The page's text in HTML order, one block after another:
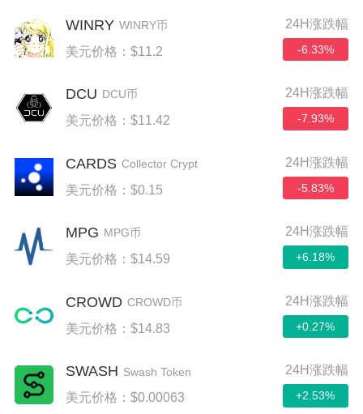
WINRY WINRY币
美元价格：$11.2
24H涨跌幅
-6.33%
DCU DCU币
美元价格：$11.42
24H涨跌幅
-7.93%
CARDS Collector Crypt
美元价格：$0.15
24H涨跌幅
-5.83%
MPG MPG币
美元价格：$14.59
24H涨跌幅
+6.18%
CROWD CROWD币
美元价格：$14.83
24H涨跌幅
+0.27%
SWASH Swash Token
美元价格：$0.00063
24H涨跌幅
+2.53%